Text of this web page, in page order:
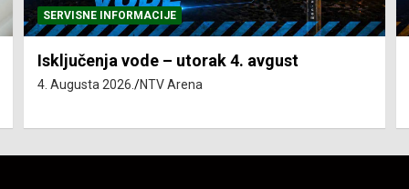
SERVISNE INFORMACIJE
Isključenja vode – utorak 4. avgust
4. Augusta 2026. NTV Arena